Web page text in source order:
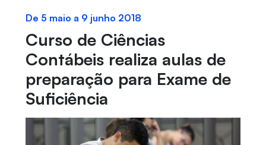
De 5 maio a 9 junho 2018
Curso de Ciências
Contábeis realiza aulas de
preparação para Exame de
Suficiência